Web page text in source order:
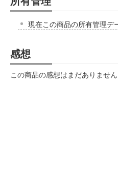
現在この商品の所有管理デ
感想
この商品の感想はまだありません